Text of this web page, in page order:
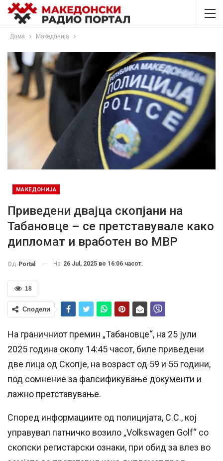
Дома Македонија
МАКЕДОНИЈА
Приведени двајца скопјани на
Табановце – се претставувале како
дипломат и вработен во МВР
Од Portal На 26 Jul, 2025 во 16:06 часот.
18
Сподели
На граничниот премин „Табановце“, на 25 јули
2025 година околу 14:45 часот, биле приведени
две лица од Скопје, на возраст од 59 и 55 години,
под сомнение за фалсификување документи и
лажно претставување.
Според информациите од полицијата, С.С., кој
управувал патничко возило „Volkswagen Golf“ со
скопски регистарски ознаки, при обид за влез во